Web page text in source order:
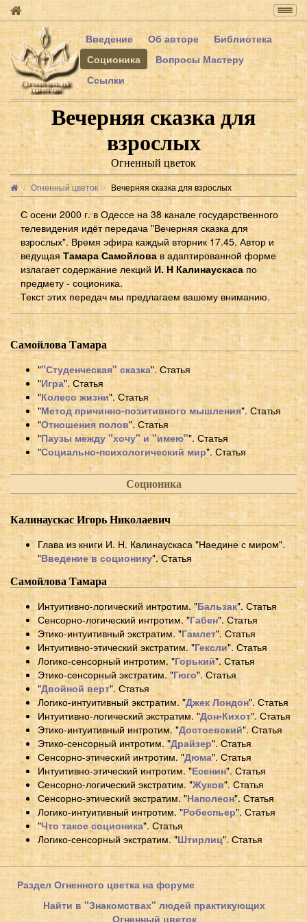
Введение
Об авторе
Библиотека
Соционика
Вопросы Мастеру
Ссылки
Вечерняя сказка для
взрослых
Огненный цветок
Огненный цветок Вечерняя сказка для взрослых
С осени 2000 г. в Одессе на 38 канале государственного
телевидения идёт передача "Вечерняя сказка для
взрослых". Время эфира каждый вторник 17.45. Автор и
ведущая Тамара Самойловав адаптированной форме
излагает содержание лекцийИ. Н Калинаускаса по
предмету - соционика.
Текст этих передач мы предлагаем вашему вниманию.
Самойлова Тамара
""Студенческая" сказка". Статья
"Игра". Статья
"Колесо жизни". Статья
"Метод причинно-позитивного мышления". Статья
"Отношения полов". Статья
"Паузы между "хочу" и "имею"". Статья
"Социально-психологический мир". Статья
Соционика
Калинаускас Игорь Николаевич
Глава из книги И. Н. Калинаускаса "Наедине с миром".
"Введение в соционику". Статья
Самойлова Тамара
Интуитивно-логический интротим. "Бальзак". Статья
Сенсорно-логический интротим. "Габен". Статья
Этико-интуитивный экстратим. "Гамлет". Статья
Интуитивно-этический экстратим. "Гексли". Статья
Логико-сенсорный интротим. "Горький". Статья
Этико-сенсорный экстратим. "Гюго". Статья
"Двойной верт". Статья
Логико-интуитивный экстратим. "Джек Лондон". Статья
Интуитивно-логический экстратим. "Дон-Кихот". Статья
Этико-интуитивный интротим. "Достоевский". Статья
Этико-сенсорный интротим. "Драйзер". Статья
Сенсорно-этический интротим. "Дюма". Статья
Интуитивно-этический интротим. "Есенин". Статья
Сенсорно-логический экстратим. "Жуков". Статья
Сенсорно-этический экстратим. "Наполеон". Статья
Логико-интуитивный интротим. "Робеспьер". Статья
"Что такое соционика". Статья
Логико-сенсорный экстратим. "Штирлиц". Статья
Раздел Огненного цветка на форуме
Найти в "Знакомствах" людей практикующих
Огненный цветок